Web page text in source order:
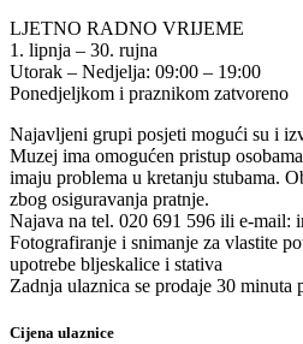
LJETNO RADNO VRIJEME
1. lipnja – 30. rujna
Utorak – Nedjelja: 09:00 – 19:00
Ponedjeljkom i praznikom zatvoreno
Najavljeni grupi posjeti mogući su i
Muzej ima omogućen pristup
imaju problema u kretanju stubama.
zbog osiguravanja pratnje.
Najava na tel. 020 691 596 ili e-mail:
Fotografiranje i snimanje za vlastite
upotrebe bljeskalice i stativa
Zadnja ulaznica se prodaje 30 minuta
Cijena ulaznice